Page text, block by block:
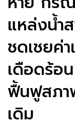
แหล่งน้ำ
ชดเชยค่
เดือดร้อ
ฟื้นฟูสภา
เดิม